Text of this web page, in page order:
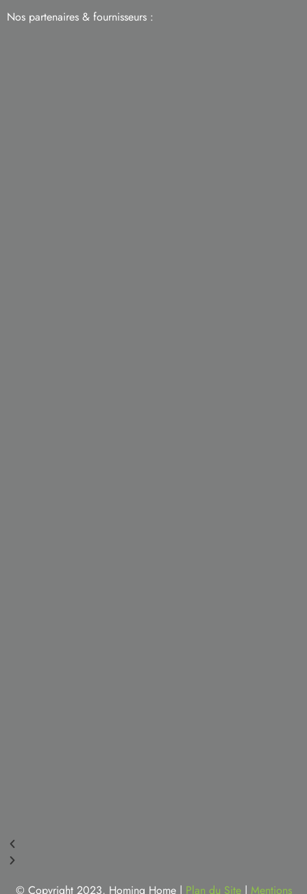
Nos partenaires & fournisseurs :
© Copyright 2023, Homing Home | Plan du Site| Mentions